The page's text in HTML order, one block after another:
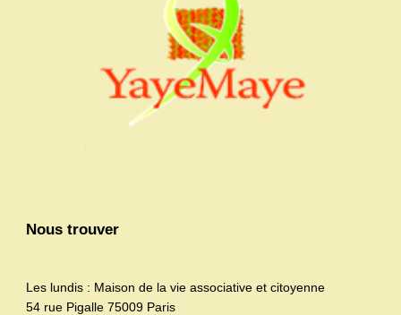
Nous trouver
Les lundis : Maison de la vie associative et citoyenne
54 rue Pigalle 75009 Paris